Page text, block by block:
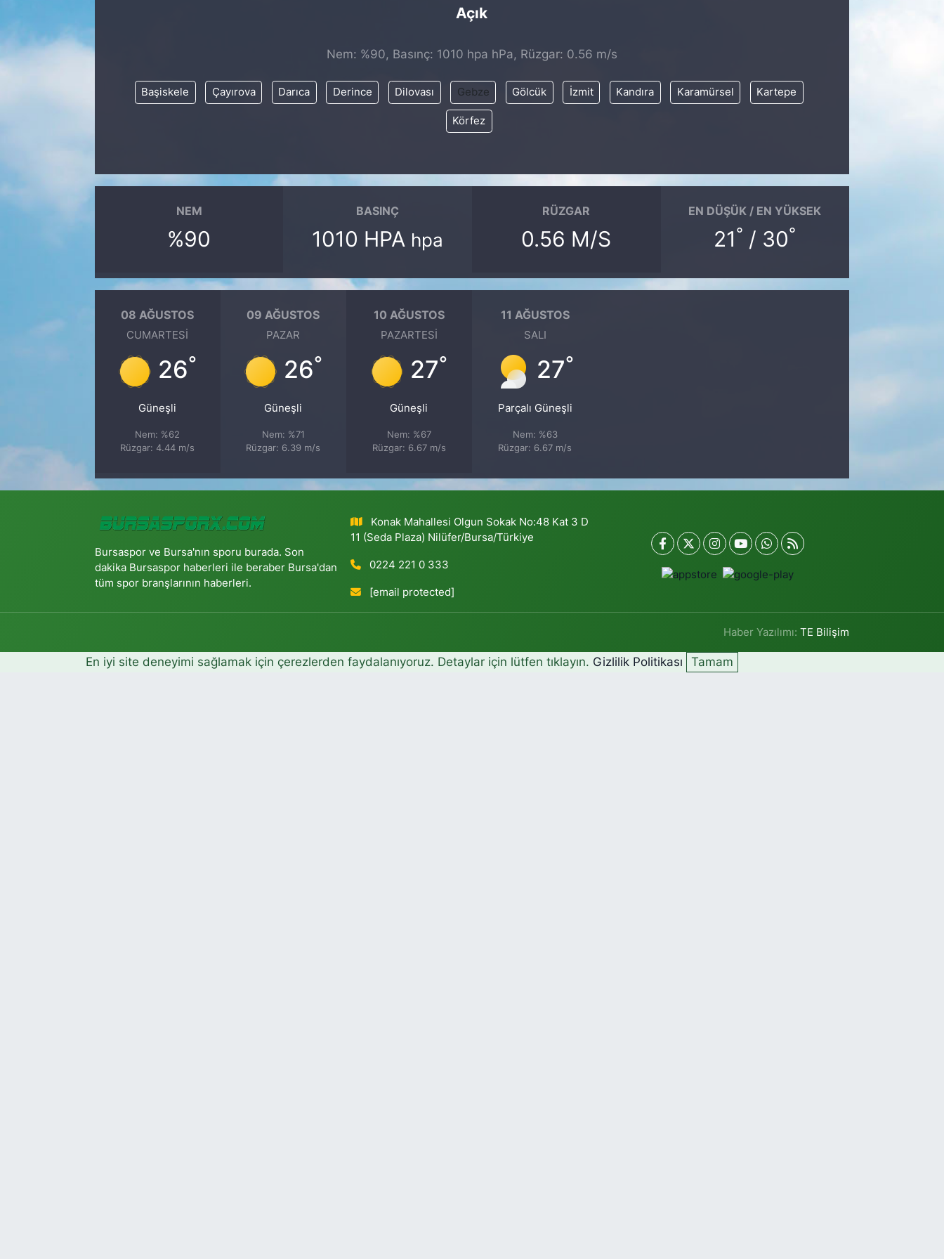
Açık
Nem: %90, Basınç: 1010 hpa hPa, Rüzgar: 0.56 m/s
Başiskele Çayırova Darıca Derince Dilovası Gebze Gölcük İzmit Kandıra Karamürsel Kartepe
Körfez
NEM
%90
BASINÇ
1010 HPA hpa
RÜZGAR
0.56 M/S
EN DÜŞÜK / EN YÜKSEK
21° / 30°
08 AĞUSTOS
CUMARTESI
26°
Güneşli
Nem: %62
Rüzgar: 4.44 m/s
09 AĞUSTOS
PAZAR
26°
Güneşli
Nem: %71
Rüzgar: 6.39 m/s
10 AĞUSTOS
PAZARTESI
27°
Güneşli
Nem: %67
Rüzgar: 6.67 m/s
11 AĞUSTOS
SALI
27°
Parçalı Güneşli
Nem: %63
Rüzgar: 6.67 m/s
Bursaspor ve Bursa'nın sporu burada. Son
dakika Bursaspor haberleri ile beraber Bursa'dan
tüm spor branşlarının haberleri.
Konak Mahallesi Olgun Sokak No:48 Kat 3 D
11 (Seda Plaza) Nilüfer/Bursa/Türkiye
0224 221 0 333
[email protected]
Haber Yazılımı:TE Bilişim
En iyi site deneyimi sağlamak için çerezlerden faydalanıyoruz. Detaylar için lütfen tıklayın. Gizlilik Politikası Tamam